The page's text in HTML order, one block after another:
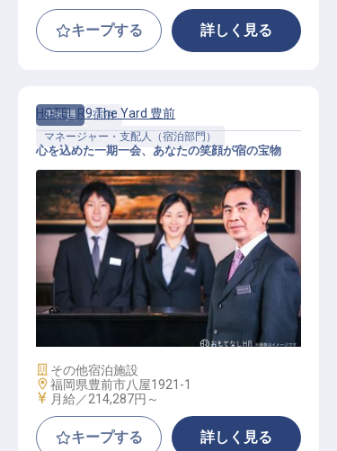
キープする 詳しく見る
正社員
宿泊
マネージャー・支配人（宿泊部門）
【HOTEL R9 The Yard 豊前】運営マ
HOTEL R9 The Yard 豊前
心を込めた一期一会、あなたの笑顔が宿の宝物
施設業態
その他宿泊施設
勤務地
福岡県豊前市八屋1921-1
給与
月給／214,287円～
キープする 詳しく見る